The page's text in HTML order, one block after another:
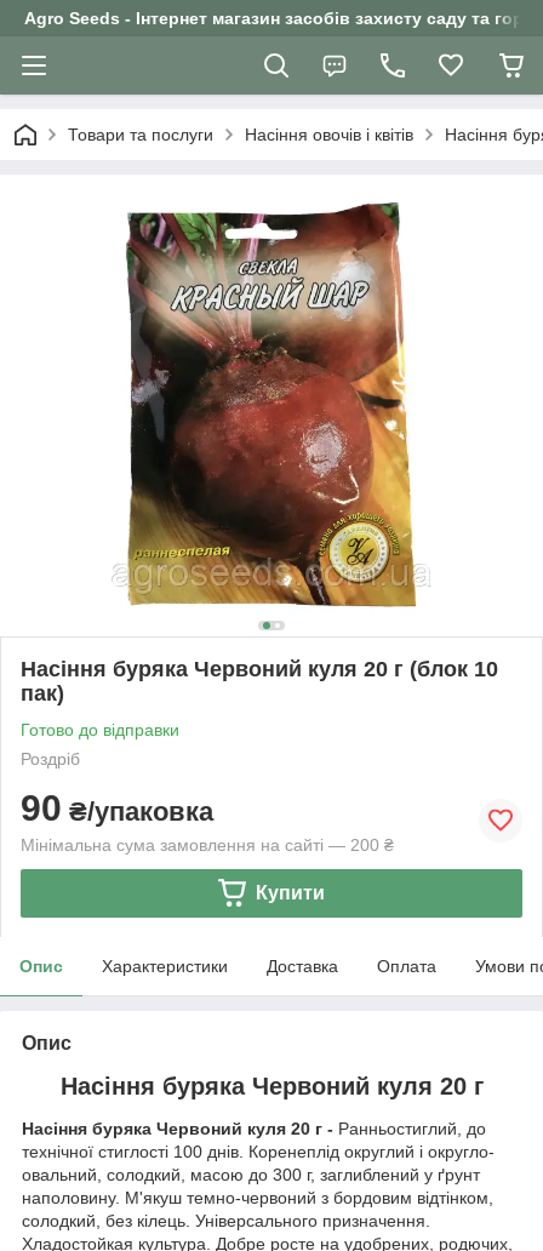
Agro Seeds - Інтернет магазин засобів захисту саду та
Товари та послуги Насіння овочів і квітів Насіння
Насіння буряка Червоний куля 20 г (блок 10
пак)
Готово до відправки
Роздріб
90 ₴/упаковка
Мінімальна сума замовлення на сайті — 200 ₴
Купити
Опис Характеристики Доставка Оплата Умови
Опис
Насіння буряка Червоний куля 20 г
Насіння буряка Червоний куля 20 г - Ранньостиглий, до
технічної стиглості 100 днів. Коренеплід округлий і округло-
овальний, солодкий, масою до 300 г, заглиблений у ґрунт
наполовину. М'якуш темно-червоний з бордовим відтінком,
солодкий, без кілець. Універсального призначення.
Хладостойкая культура. Добре росте на удобрених, родючих,